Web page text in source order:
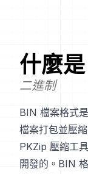
什麼是
二進制
BIN 檔案格式
檔案打包並壓
PKZip 壓縮工
開發的。BIN